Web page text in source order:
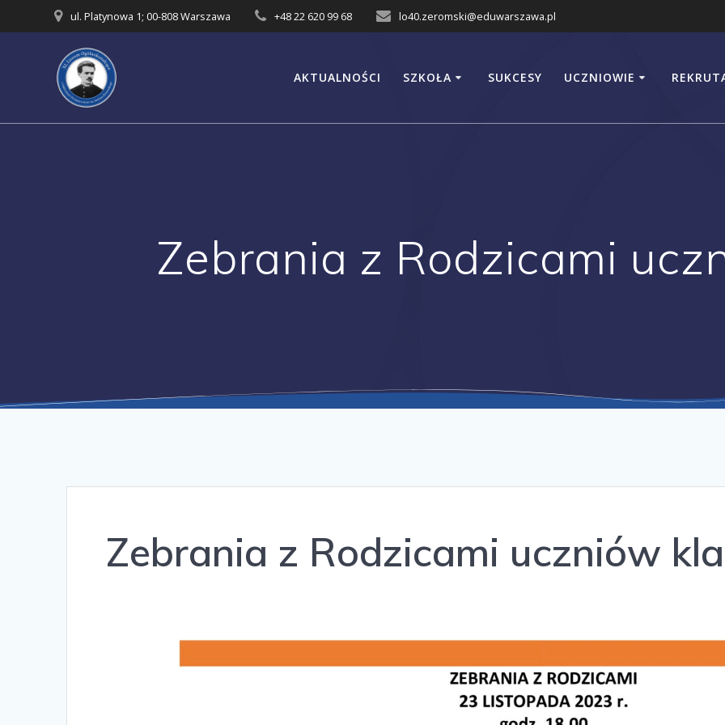
do
ul. Platynowa 1; 00-808 Warszawa +48 22 620 99 68 lo40.zeromski@eduwarszawa.pl
AKTUALNOŚCI SZKOŁA SUKCESY UCZNIOWIE
Zebrania z Rodzicami
Zebrania z Rodzicami uczniów